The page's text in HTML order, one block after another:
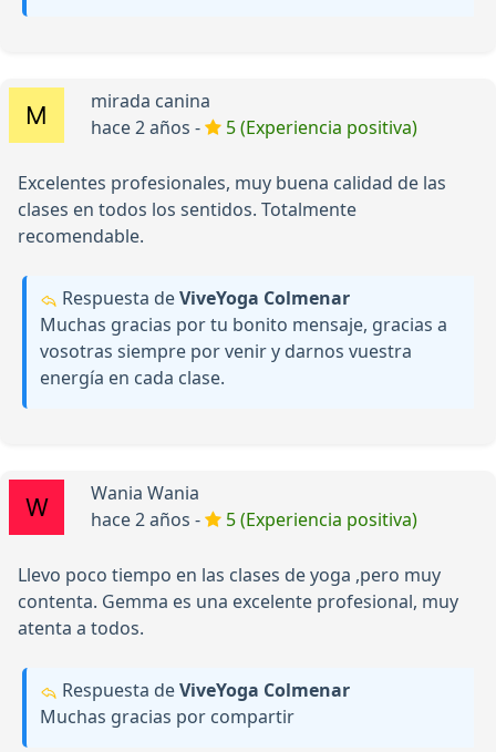
mirada canina
hace 2 años -
5 (Experiencia positiva)
Excelentes profesionales, muy buena calidad de las
clases en todos los sentidos. Totalmente
recomendable.
Respuesta deViveYoga Colmenar
Muchas gracias por tu bonito mensaje, gracias a
vosotras siempre por venir y darnos vuestra
energía en cada clase.
Wania Wania
hace 2 años -
5 (Experiencia positiva)
Llevo poco tiempo en las clases de yoga ,pero muy
contenta. Gemma es una excelente profesional, muy
atenta a todos.
Respuesta deViveYoga Colmenar
Muchas gracias por compartir